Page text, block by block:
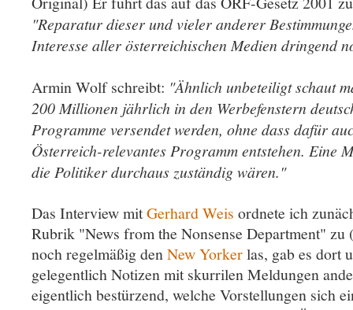
"Reparatur dieser und vieler anderer
Interesse aller österreichischen Medien dringend
Armin Wolf schreibt: "Ähnlich unbeteiligt schaut
200 Millionen jährlich in den Werbefenstern
Programme versendet werden, ohne dass dafür
Österreich-relevantes Programm entstehen. Eine
die Politiker durchaus zuständig wären."
Das Interview mitGerhard Weis ordnete ich
Rubrik "News from the Nonsense Department" zu
noch regelmäßig denNew Yorkerlas, gab es dort
gelegentlich Notizen mit skurrilen Meldungen
eigentlich bestürzend, welche Vorstellungen sich